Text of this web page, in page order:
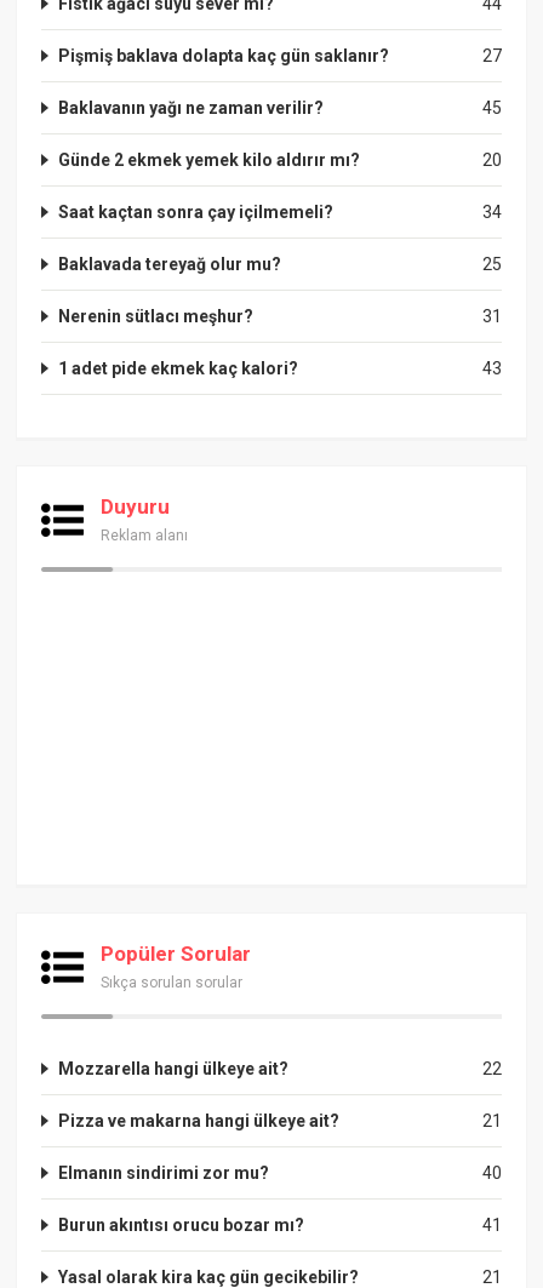
27
Pişmiş baklava dolapta kaç gün saklanır?
45
Baklavanın yağı ne zaman verilir?
20
Günde 2 ekmek yemek kilo aldırır mı?
34
Saat kaçtan sonra çay içilmemeli?
25
Baklavada tereyağ olur mu?
31
Nerenin sütlacı meşhur?
43
1 adet pide ekmek kaç kalori?
Duyuru
Reklam alanı
Popüler Sorular
Sıkça sorulan sorular
22
Mozzarella hangi ülkeye ait?
21
Pizza ve makarna hangi ülkeye ait?
40
Elmanın sindirimi zor mu?
41
Burun akıntısı orucu bozar mı?
21
Yasal olarak kira kaç gün gecikebilir?